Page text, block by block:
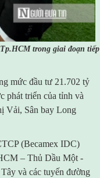
trong giai đoạn tiếp
mức đầu tư 21.702 tỷ
phát triển của tỉnh và
Vải, Sân bay Long
(Becamex IDC)
– Thủ Dầu Một -
và các tuyến đường